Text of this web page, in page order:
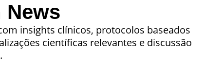
News
insights clínicos, protocolos baseados
científicas relevantes e discussão